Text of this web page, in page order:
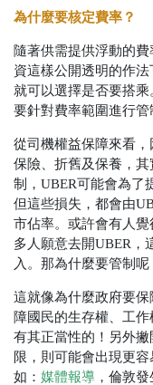
為什麼要核定費率？
隨著供需提供浮動的
資這樣公開透明的作法
就可以選擇是否要搭
要針對費率範圍進行管
從司機權益保障來看，
保險、折舊及保養，
制，UBER可能會為了
但這些損失，都會由
市佔率。或許會有人
多人願意去開UBER，
入。那為什麼要管制呢
這就像為什麼政府要
障國民的生存權、工
有其正當性的！另外
限，則可能會出現更
如： 媒體報導 ，倫敦